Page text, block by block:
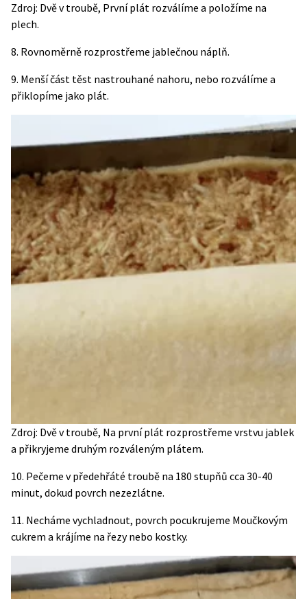
Zdroj: Dvě v troubě, První plát rozválíme a položíme na
plech.
8. Rovnoměrně rozprostřeme jablečnou náplň.
9. Menší část těst nastrouhané nahoru, nebo rozválíme a
přiklopíme jako plát.
Zdroj: Dvě v troubě, Na první plát rozprostřeme vrstvu jablek
a přikryjeme druhým rozváleným plátem.
10. Pečeme v předehřáté troubě na 180 stupňů cca 30-40
minut, dokud povrch nezezlátne.
11. Necháme vychladnout, povrch pocukrujeme Moučkovým
cukrem a krájíme na řezy nebo kostky.